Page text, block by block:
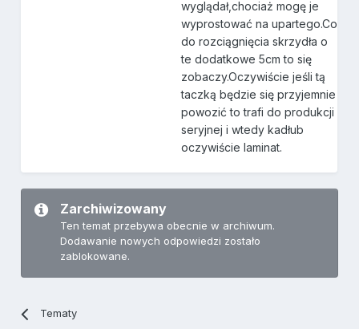
wyglądał,chociaż mogę je
wyprostować na upartego.Co
do rozciągnięcia skrzydła o
te dodatkowe 5cm to się
zobaczy.Oczywiście jeśli tą
taczką będzie się przyjemnie
powozić to trafi do produkcji
seryjnej i wtedy kadłub
oczywiście laminat.
Zarchiwizowany
Ten temat przebywa obecnie w archiwum.
Dodawanie nowych odpowiedzi zostało
zablokowane.
Tematy